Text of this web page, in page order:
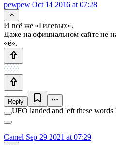
pewpew Oct 14 2016 at 07:28
И всё же «Гилевых».
Даже на официальном сайте не
«ё».
Reply
UFO landed and left these words
Camel Sep 29 2021 at 07:29